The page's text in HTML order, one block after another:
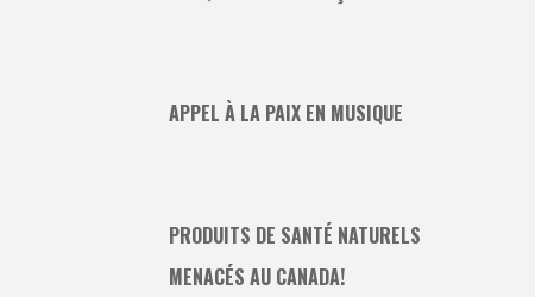
APPEL À LA PAIX EN MUSIQUE
PRODUITS DE SANTÉ NATURELS
MENACÉS AU CANADA!